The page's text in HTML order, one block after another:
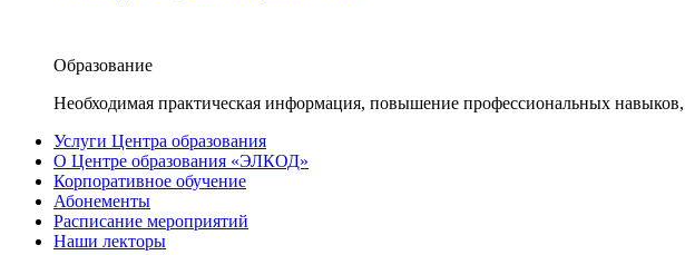
Образование
Необходимая практическая информация, повышение профессиональных
Услуги Центра образования
О Центре образования «ЭЛКОД»
Корпоративное обучение
Абонементы
Расписание мероприятий
Наши лекторы